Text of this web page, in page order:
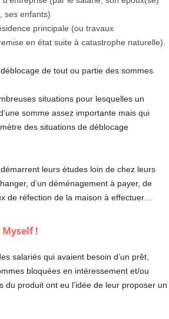
ses enfants)
principale (ou travaux
en état suite à catastrophe naturelle).
de tout ou partie des sommes.
situations pour lesquelles un
somme assez importante mais qui
des situations de déblocage
démarrent leurs études loin de chez leurs
d’un déménagement à payer, de
de réfection de la maison à effectuer…
!
salariés qui avaient besoin d’un prêt,
bloquées en intéressement et/ou
du produit ont eu l’idée de leur proposer un